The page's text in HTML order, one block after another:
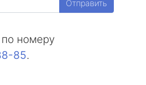
Отправить
номеру
85.